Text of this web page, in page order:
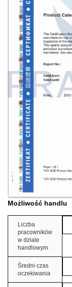
Możliwość handlu
Liczba
pracowników
w dziale
handlowym
Średni czas
oczekiwania